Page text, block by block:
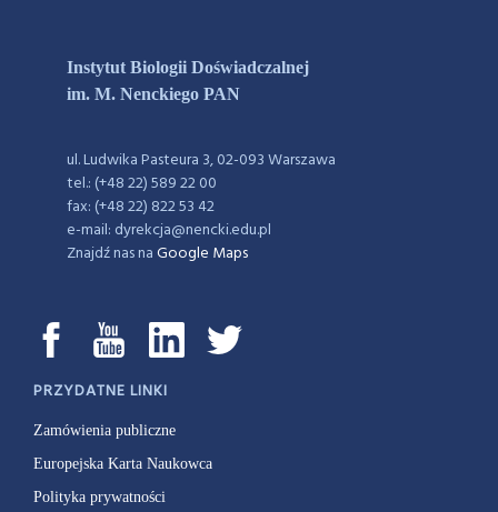
Instytut Biologii Doświadczalnej
im. M. Nenckiego PAN
ul. Ludwika Pasteura 3, 02-093 Warszawa
tel.: (+48 22) 589 22 00
fax: (+48 22) 822 53 42
e-mail: dyrekcja@nencki.edu.pl
Znajdź nas naGoogle Maps
PRZYDATNE LINKI
Zamówienia publiczne
Europejska Karta Naukowca
Polityka prywatności